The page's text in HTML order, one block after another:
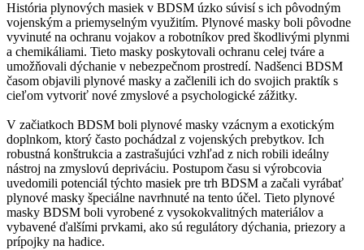
História plynových masiek v BDSM úzko súvisí s ich pôvodným
vojenským a priemyselným využitím. Plynové masky boli pôvodne
vyvinuté na ochranu vojakov a robotníkov pred škodlivými plynmi
a chemikáliami. Tieto masky poskytovali ochranu celej tváre a
umožňovali dýchanie v nebezpečnom prostredí. Nadšenci BDSM
časom objavili plynové masky a začlenili ich do svojich praktík s
cieľom vytvoriť nové zmyslové a psychologické zážitky.
V začiatkoch BDSM boli plynové masky vzácnym a exotickým
doplnkom, ktorý často pochádzal z vojenských prebytkov. Ich
robustná konštrukcia a zastrašujúci vzhľad z nich robili ideálny
nástroj na zmyslovú depriváciu. Postupom času si výrobcovia
uvedomili potenciál týchto masiek pre trh BDSM a začali vyrábať
plynové masky špeciálne navrhnuté na tento účel. Tieto plynové
masky BDSM boli vyrobené z vysokokvalitných materiálov a
vybavené ďalšími prvkami, ako sú regulátory dýchania, priezory a
prípojky na hadice.